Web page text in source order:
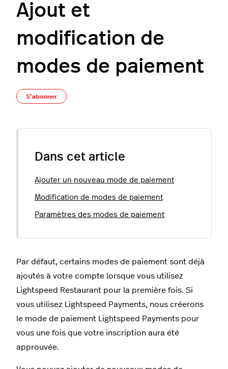
Ajout et
modification de
modes de paiement
S’abonner
Dans cet article
Ajouter un nouveau mode de paiement
Modification de modes de paiement
Paramètres des modes de paiement
Par défaut, certains modes de paiement sont déjà
ajoutés à votre compte lorsque vous utilisez
Lightspeed Restaurant pour la première fois. Si
vous utilisez Lightspeed Payments, nous créerons
le mode de paiement Lightspeed Payments pour
vous une fois que votre inscription aura été
approuvée.